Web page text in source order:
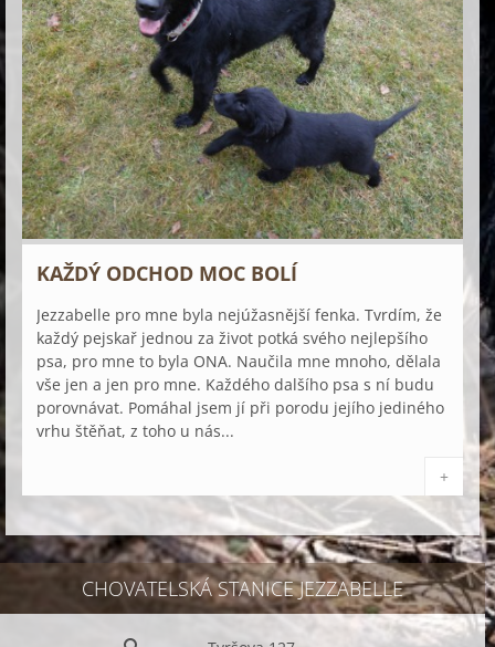
KAŽDÝ ODCHOD MOC BOLÍ
Jezzabelle pro mne byla nejúžasnější fenka. Tvrdím, že
každý pejskař jednou za život potká svého nejlepšího
psa, pro mne to byla ONA. Naučila mne mnoho, dělala
vše jen a jen pro mne. Každého dalšího psa s ní budu
porovnávat. Pomáhal jsem jí při porodu jejího jediného
vrhu štěňat, z toho u nás...
+
CHOVATELSKÁ STANICE JEZZABELLE